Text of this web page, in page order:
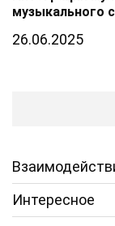
музыкального
26.06.2025
Интересное